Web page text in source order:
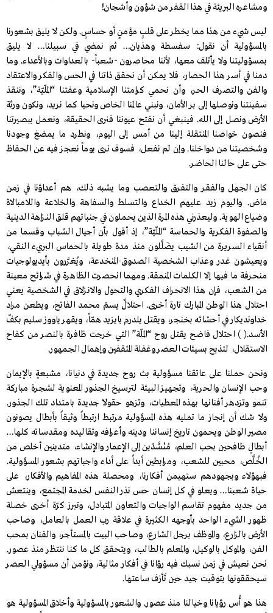
ومشاعره البريئة في هذا القفر من شؤون وأشجان!
ليس شيء من هذا مما يخطر على قلبٍ مؤمنٍ أو حساسٍ. ولكن لا يليق بشعورنا
بالمسؤولية أن نقول: سفسطة وهذيان… ثم نمضي في سبيلنا… لا يليق
بمسؤوليتنا ولا يأتلف معها، لأننا محاصرون -شعباً- بالعداوات وبالأعداء. وما
دمنا في أسر هذا الحصار، فلا يمكن أن نحقق ذاتنا في الحس والفكر والاعتقاد
والفن والتصرف الحر، وأن نحمي كرامتنا الإسلامية وعفتنا “الملّيّة”، وننقذ
سفينتنا ونوصلها إلى بر الأمان، ونبني عالمنا الخاص ونحيا كما نريد، ونكون ورثة
الأرض ونصل إلى الله. فينبغي أن نفتح عيوننا فنرى الحقيقة، ونعمل ببصيرتنا
فنصون خواصنا المنتقلة إلينا من أمس إلى اليوم، ونطرد ما يمضغ وجودنا
وشخصيتنا من دواخلنا. وإن لم نفعل، فسوف نرى يوماً نعجز فيه عن الحفاظ
حتى على حالنا الحاضر.
كان الجهل والفقر والتفرق والتعصب وما يشبه ذلك، هم أعداؤنا في زمن
ماض. واليوم زيد عليهم الخداع والتسلط والسفاهة والخلاعة واللامبالاة
وضياع الهوية. وليعذرني هذه المرة الذين يحملون في جنباتهم قلق النـزاهة الدينية
والصفوة الفكرية والحماسة “الملّيّة”، إذ أقول بأن أجيال الشباب وقسما من
أنقياء السـريرة من الشيب يضَلَّلون منذ مدة طويلة بالحماس البريء النقي،
ويعيشون غـدر وعذاب الشخصية الصدوق-المنخدعة، ويُغرَّرون بأيديولوجيات
منحرفة ما فيها إلا الكلمات المنمقة. ومهما انحصرت الظاهرة في شرائح معينة
من الشعب، فإن هذا الانحراف الفكري والتحول والانـزلاق في الشخصية يعني
احتلال هذا الوطن المبارك تارة أخرى. احتلالٌ يسـمّ محمد الفاتح، ويطعن مراد
خداونديكار في أحشائه بخنجر، ويقتل يلدرم بايزيد همّاً، ويقهر ياووز سليم بكفّ
الأسد.( ) احتلال فاضح يقتل روح “الملّة” التي خرجت ظافرة بالنصر من كفاح
الاستقلال، لتذبح بسيئات العصر وغفلة المثقفين وإهمال الجمهور.
ونحن حملنا على عاتقنا مسؤولية بث روح جديدة في دنيانا، مشبعةٍ بالإيمان
وحب الإنسان والحرية، وتجهيز البيئة لترسيخ الجذور المعنوية لشجرة مباركة
تنمو وتزدهر أفنانها بهذه المعطيات، وتزهو حقولاً جديدة بامتداد تلك الجذور.
ولا شك أن إنجاز ما تمليه هذه المسؤولية مرتبط ارتبطاً وثيقاً بأبطال يصونون
مصير الوطن ويحمون تاريخ إنساننا ودينه وأعرافه وتقاليده ومقدسـاته كلها…
أبطالٍ طافحين بحب العلم، مُنْشَدّين إلى الإعمار والإنشاء، متدينين أخلص من
الخُلَّص، محبين للشعب، ومرابطين أبداً على أداء واجباتهم بشعور المسـؤولية.
فبهؤلاء وبجهودهم ستهيمن أفكارنا، ومحصلة هذه المفاهيم والأفكار، على
حيـاة شعبنا… ويعلو في كل إنسان حس نذر النفس لخدمة المجتمع، وينتعش
من جديد مفهوم تقاسم الواجبات والتعاون المتبادل، وتبرز كرّة أخرى خصلة
ظهور الشيء الواحد بأوجهه الكثيرة في علاقة رب العمل بالعامل، وصاحب
الأرض بالزارع، والموظف برجل الشارع، وصاحب البيت بالمستأجر، والفنان بمحب
الفن، والموكل بالوكيل، والمعلم بالطالب، ويتحقق كل ما كنـا ننتظر منذ عصور.
نحن نعيش في زمن نسبك فيه رؤانا في أفكار مثالية، ونؤمن أن مسؤولي العصر
سيحققونها بتوقيت جيد حين تَأزف ساعتها.
هذا هو أُس رؤيانا وخيالنا منذ عصور. والشعور بالمسؤولية وأخلاق المسؤولية هو